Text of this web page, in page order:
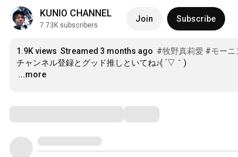
KUNIO CHANNEL
7.73K subscribers
Join Subscribe
1.9K views Streamed 3 months ago #牧野真莉愛 #モーニ
…
...more